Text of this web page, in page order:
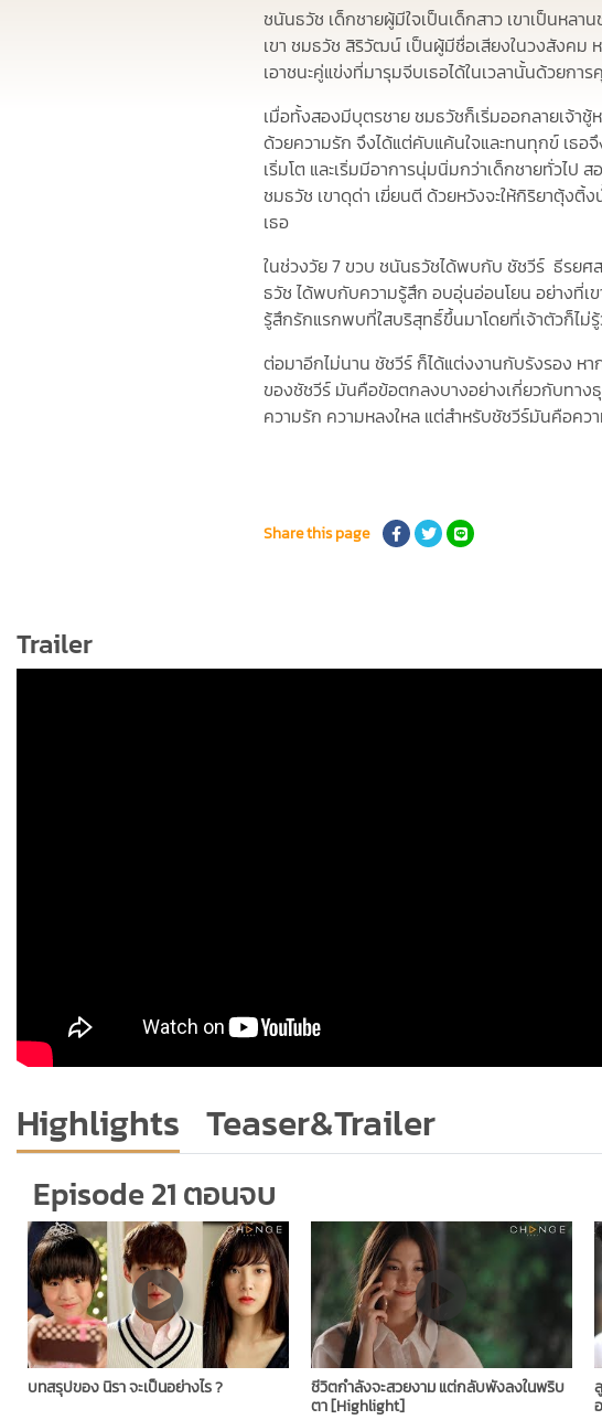
ชนันธวัช เด็กชายผู้มีใจเป็นเด็กสาว เขาเป็นหลา
เขา ชมธวัช สิริวัฒน์ เป็นผู้มีชื่อเสียงในวงสังคม
เอาชนะคู่แข่งที่มารุมจีบเธอได้ในเวลานั้นด้วยกา
เมื่อทั้งสองมีบุตรชาย ชมธวัชก็เริ่มออกลายเจ้า
ด้วยความรัก จึงได้แต่คับแค้นใจและทนทุกข์ เธอ
เริ่มโต และเริ่มมีอาการนุ่มนิ่มกว่าเด็กชายทั่วไป
ชมธวัช เขาดุด่า เฆี่ยนตี ด้วยหวังจะให้กิริยาตุ้ง
เธอ
ในช่วงวัย 7 ขวบ ชนันธวัชได้พบกับ ชัชวีร์ ธีรยศ
ธวัช ได้พบกับความรู้สึก อบอุ่นอ่อนโยน อย่างที่เ
รู้สึกรักแรกพบที่ใสบริสุทธิ์ขึ้นมาโดยที่เจ้าตัวก็ไม่รู้
ต่อมาอีกไม่นาน ชัชวีร์ ก็ได้แต่งงานกับรังรอง ห
ของชัชวีร์ มันคือข้อตกลงบางอย่างเกี่ยวกับทางธุ
ความรัก ความหลงใหล แต่สำหรับชัชวีร์มันคือค
Share this page
Trailer
Highlights Teaser&Trailer
Episode 21 ตอนจบ
บทสรุปของ นิรา จะเป็นอย่างไร ? ชีวิตกำลังจะสวยงาม แต่กลับพังลงในพริบ
ตา ​[Highlight]